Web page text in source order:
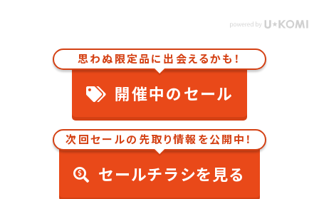
思わぬ限定品に出会えるかも！
開催中のセール
次回セールの先取り情報を公開中！
セールチラシを見る